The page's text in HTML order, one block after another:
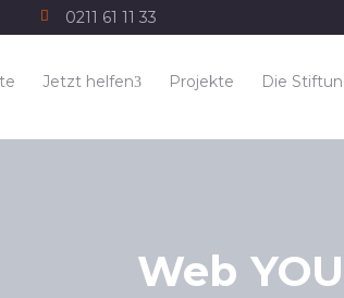
0211 61 11 33
Jetzt helfen Projekte Die
Web